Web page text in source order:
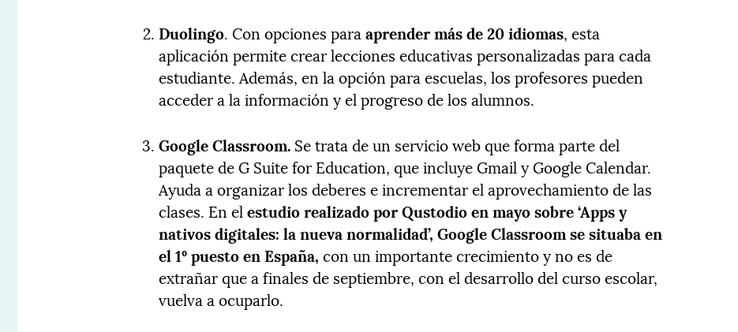
Duolingo. Con opciones paraaprender más de 20 idiomas, esta
aplicación permite crear lecciones educativas personalizadas para cada
estudiante. Además, en la opción para escuelas, los profesores pueden
acceder a la información y el progreso de los alumnos.
Google Classroom. Se trata de un servicio web que forma parte del
paquete de G Suite for Education, que incluye Gmail y Google Calendar.
Ayuda a organizar los deberes e incrementar el aprovechamiento de las
clases. En elestudio realizado por Qustodio en mayo sobre ‘Apps y
nativos digitales: la nueva normalidad’, Google Classroom se situaba en
el 1º puesto en España, con un importante crecimiento y no es de
extrañar que a finales de septiembre, con el desarrollo del curso escolar,
vuelva a ocuparlo.